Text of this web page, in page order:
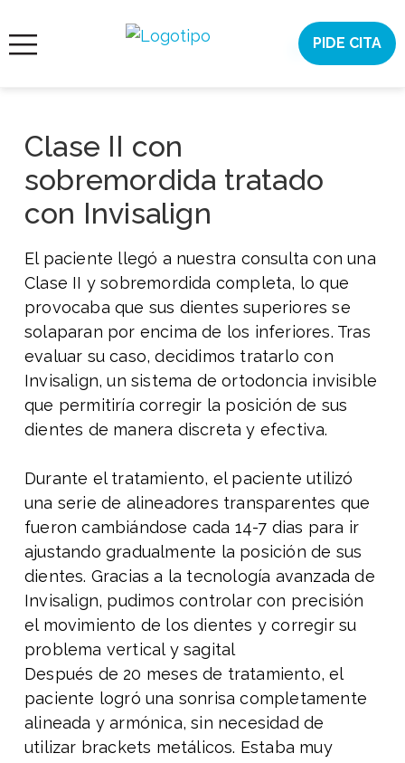
PIDE CITA
ORTODONCIA
DENTAL
CONÓCENOS
CASOS
CITA
ONLINE
al
contenido
Clase II con
sobremordida tratado
con Invisalign
El paciente llegó a nuestra consulta con una
Clase II y sobremordida completa, lo que
provocaba que sus dientes superiores se
solaparan por encima de los inferiores. Tras
evaluar su caso, decidimos tratarlo con
Invisalign, un sistema de ortodoncia invisible
que permitiría corregir la posición de sus
dientes de manera discreta y efectiva.
Durante el tratamiento, el paciente utilizó
una serie de alineadores transparentes que
fueron cambiándose cada 14-7 dias para ir
ajustando gradualmente la posición de sus
dientes. Gracias a la tecnología avanzada de
Invisalign, pudimos controlar con precisión
el movimiento de los dientes y corregir su
problema vertical y sagital
Después de 20 meses de tratamiento, el
paciente logró una sonrisa completamente
alineada y armónica, sin necesidad de
utilizar brackets metálicos. Estaba muy
¿AYUDA?